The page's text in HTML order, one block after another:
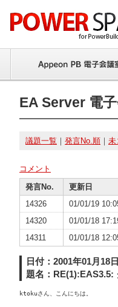
EA Server 電
議題一覧 ｜ 発言No.順 ｜ 未
コメント
発言No.
更新日
14326
01/01/19
14320
01/01/18
14311
01/01/18
日付：2001年01月
題名：RE(1):EAS3.5:
ktokuさん、こんにちは。